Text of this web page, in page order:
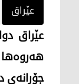
عێراق
عێراق
جۆرانەی